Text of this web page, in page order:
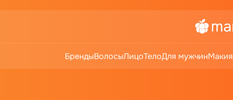
БрендыВолосыЛицоТелоДля мужчин